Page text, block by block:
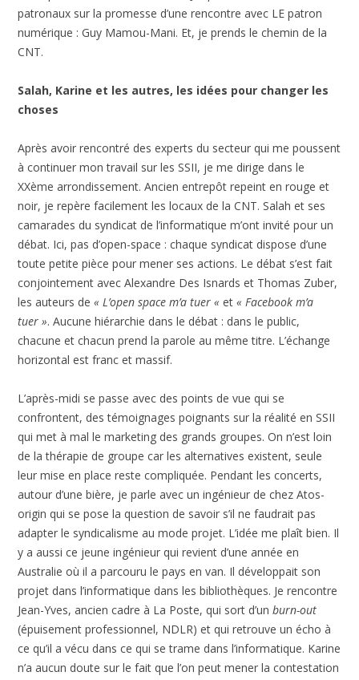
patronaux sur la promesse d’une rencontre avec LE patron
numérique : Guy Mamou-Mani. Et, je prends le chemin de la
CNT.
Salah, Karine et les autres, les idées pour changer les
choses
Après avoir rencontré des experts du secteur qui me poussent
à continuer mon travail sur les SSII, je me dirige dans le
XXème arrondissement. Ancien entrepôt repeint en rouge et
noir, je repère facilement les locaux de la CNT. Salah et ses
camarades du syndicat de l’informatique m’ont invité pour un
débat. Ici, pas d’open-space : chaque syndicat dispose d’une
toute petite pièce pour mener ses actions. Le débat s’est fait
conjointement avec Alexandre Des Isnards et Thomas Zuber,
les auteurs de« L’open space m’a tuer «et« Facebook m’a
tuer ». Aucune hiérarchie dans le débat : dans le public,
chacune et chacun prend la parole au même titre. L’échange
horizontal est franc et massif.
L’après-midi se passe avec des points de vue qui se
confrontent, des témoignages poignants sur la réalité en SSII
qui met à mal le marketing des grands groupes. On n’est loin
de la thérapie de groupe car les alternatives existent, seule
leur mise en place reste compliquée. Pendant les concerts,
autour d’une bière, je parle avec un ingénieur de chez Atos-
origin qui se pose la question de savoir s’il ne faudrait pas
adapter le syndicalisme au mode projet. L’idée me plaît bien. Il
y a aussi ce jeune ingénieur qui revient d’une année en
Australie où il a parcouru le pays en van. Il développait son
projet dans l’informatique dans les bibliothèques. Je rencontre
Jean-Yves, ancien cadre à La Poste, qui sort d’unburn-out
(épuisement professionnel, NDLR) et qui retrouve un écho à
ce qu’il a vécu dans ce qui se trame dans l’informatique. Karine
n’a aucun doute sur le fait que l’on peut mener la contestation